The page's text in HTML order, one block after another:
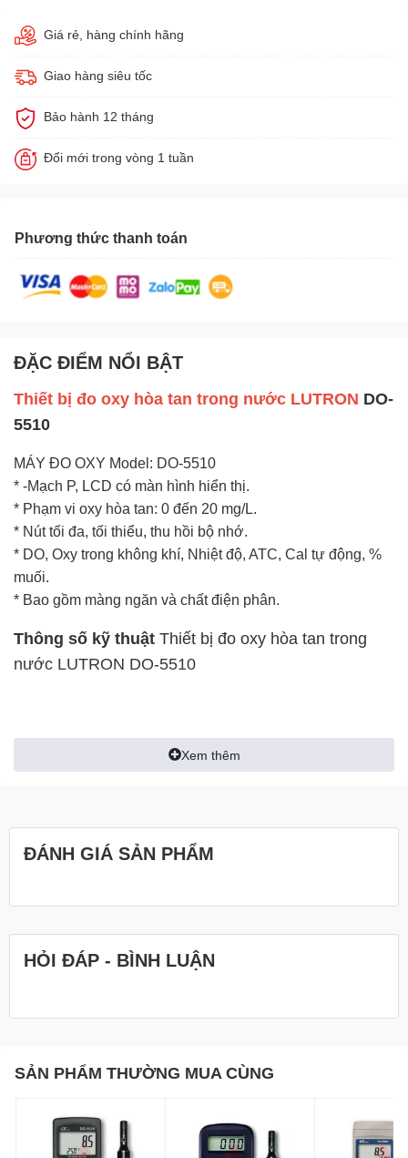
Giá rẻ, hàng chính hãng
Giao hàng siêu tốc
Bảo hành 12 tháng
Đổi mới trong vòng 1 tuần
Phương thức thanh toán
ĐẶC ĐIỂM NỔI BẬT
Thiết bị đo oxy hòa tan trong nước LUTRON DO-
5510
MÁY ĐO OXY Model: DO-5510
* -Mạch P, LCD có màn hình hiển thị.
* Phạm vi oxy hòa tan: 0 đến 20 mg/L.
* Nút tối đa, tối thiểu, thu hồi bộ nhớ.
* DO, Oxy trong không khí, Nhiệt độ, ATC, Cal tự động, %
muối.
* Bao gồm màng ngăn và chất điện phân.
Thông số kỹ thuật Thiết bị đo oxy hòa tan trong
nước LUTRON DO-5510
IEUTHIDOLUONG.VN - CHUYÊN CUNG CẤP:
Xem thêm
ĐÁNH GIÁ SẢN PHẨM
HỎI ĐÁP - BÌNH LUẬN
SẢN PHẨM THƯỜNG MUA CÙNG